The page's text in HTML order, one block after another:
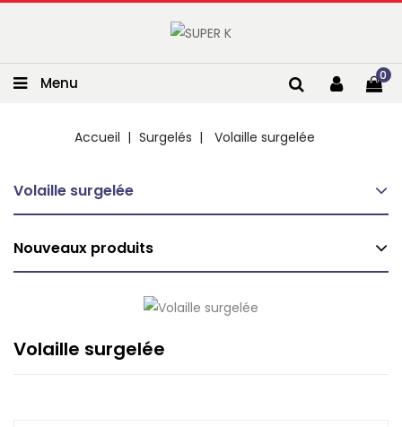
Menu 0
Accueil Surgelés Volaille surgelée
Volaille surgelée
Nouveaux produits
Volaille surgelée